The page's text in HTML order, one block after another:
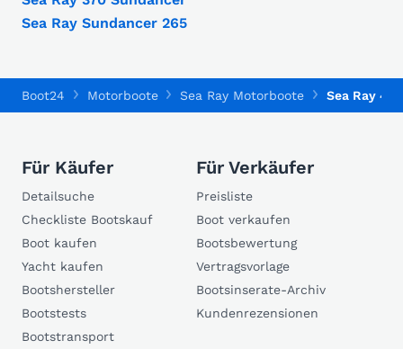
Sea Ray Sundancer 265
Boot24 Motorboote Sea Ray Motorboote Sea Ray
Für Käufer
Detailsuche
Checkliste Bootskauf
Boot kaufen
Yacht kaufen
Bootshersteller
Bootstests
Bootstransport
Für Verkäufer
Preisliste
Boot verkaufen
Bootsbewertung
Vertragsvorlage
Bootsinserate-Archiv
Kundenrezensionen